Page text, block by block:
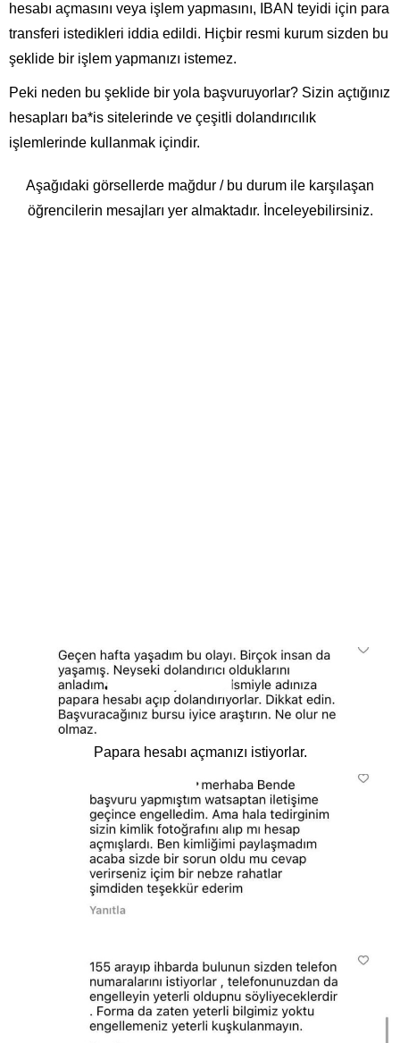
hesabı açmasını veya işlem yapmasını, IBAN teyidi için para
transferi istedikleri iddia edildi. Hiçbir resmi kurum sizden bu
şeklide bir işlem yapmanızı istemez.
Peki neden bu şeklide bir yola başvuruyorlar? Sizin açtığınız
hesapları ba*is sitelerinde ve çeşitli dolandırıcılık
işlemlerinde kullanmak içindir.
Aşağıdaki görsellerde mağdur / bu durum ile karşılaşan
öğrencilerin mesajları yer almaktadır. İnceleyebilirsiniz.
Papara hesabı açmanızı istiyorlar.